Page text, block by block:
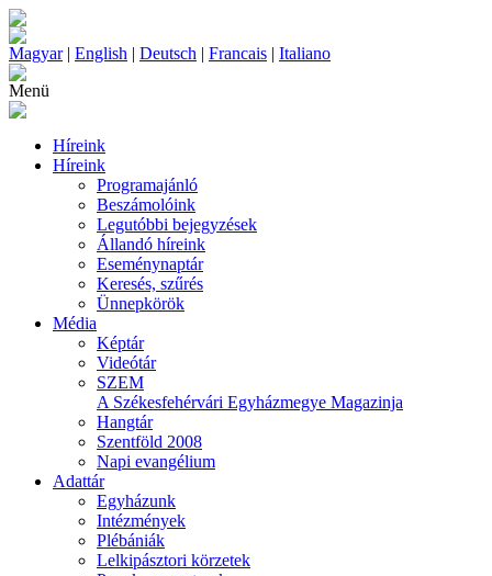
Magyar| English | Deutsch | Francais | Italiano
Menü
Híreink
Híreink
Programajánló
Beszámolóink
Legutóbbi bejegyzések
Állandó híreink
Eseménynaptár
Keresés, szűrés
Ünnepkörök
Média
Képtár
Videótár
SZEM
A Székesfehérvári Egyházmegye Magazinja
Hangtár
Szentföld 2008
Napi evangélium
Adattár
Egyházunk
Intézmények
Plébániák
Lelkipásztori körzetek